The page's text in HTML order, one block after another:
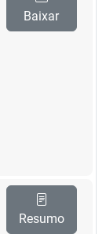
Baixar
Resumo